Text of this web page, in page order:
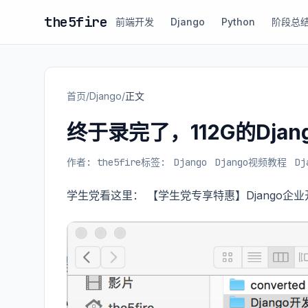
the5fire 前端开发 Django Python 阶段总
首页/Django/正文
终于录完了，112G的
作者: the5fire标签: Django Django视频教程
学生党看这里： 【学生党专享特惠】Django企